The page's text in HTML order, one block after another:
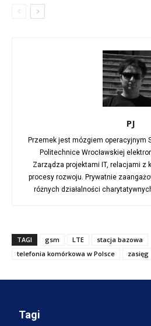
PJ
Przemek jest mózgiem operacyjnym
Politechnice Wrocławskiej
Zarządza projektami IT, relacjami z
procesy rozwoju. Prywatnie
różnych działalności
TAGI gsm LTE
stacja bazowa
telefonia komórkowa w Polsce
zasięg
Tagi